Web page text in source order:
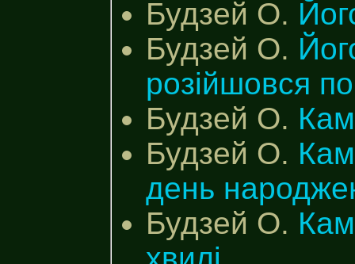
Будзей О.
Будзей О.
розійшовся по
Будзей О.
Будзей О.
день
Будзей О.